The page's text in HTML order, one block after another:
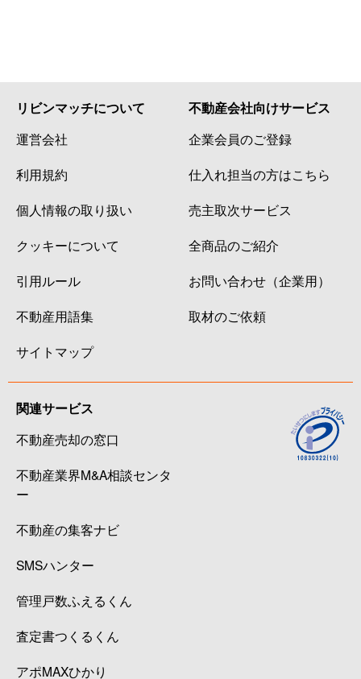
リビンマッチについて
運営会社
利用規約
個人情報の取り扱い
クッキーについて
引用ルール
不動産用語集
サイトマップ
不動産会社向けサービス
企業会員のご登録
仕入れ担当の方はこちら
売主取次サービス
全商品のご紹介
お問い合わせ（企業用）
取材のご依頼
関連サービス
不動産売却の窓口
不動産業界M&A相談センタ
ー
不動産の集客ナビ
SMSハンター
管理戸数ふえるくん
査定書つくるくん
アポMAXひかり